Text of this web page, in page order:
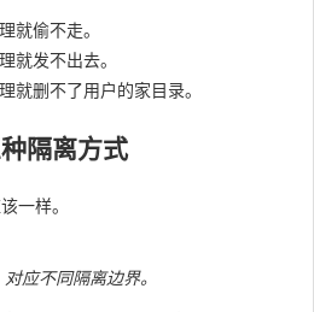
就偷不走。
就发不出去。
就删不了用户的家目录。
隔离方式
一样。
应不同隔离边界。